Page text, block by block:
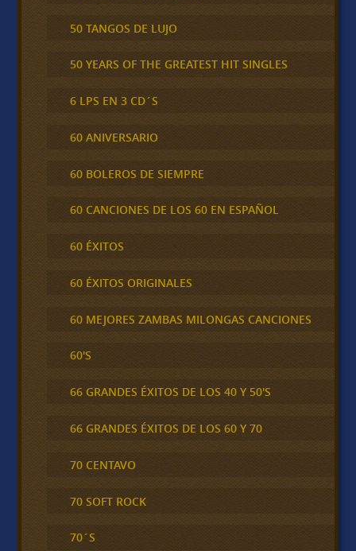
50 TANGOS DE LUJO
50 YEARS OF THE GREATEST HIT SINGLES
6 LPS EN 3 CD´S
60 ANIVERSARIO
60 BOLEROS DE SIEMPRE
60 CANCIONES DE LOS 60 EN ESPAÑOL
60 ÉXITOS
60 ÉXITOS ORIGINALES
60 MEJORES ZAMBAS MILONGAS CANCIONES
60'S
66 GRANDES ÉXITOS DE LOS 40 Y 50'S
66 GRANDES ÉXITOS DE LOS 60 Y 70
70 CENTAVO
70 SOFT ROCK
70´S